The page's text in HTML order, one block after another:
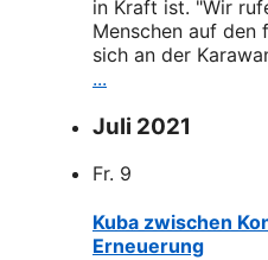
in Kraft ist. "Wir
Menschen auf den
sich an der
...
Juli 2021
Fr. 9
Kuba zwischen
Erneuerung